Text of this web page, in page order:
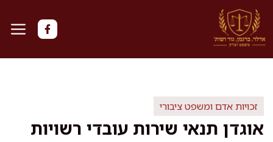
לדלג
לתוכן
זכויות אדם ומשפט ציבורי
אוגדן תנאי שירות עובדי רשויות